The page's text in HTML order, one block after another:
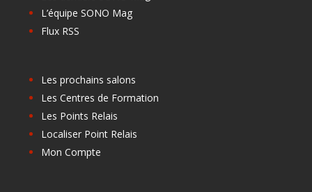
L’équipe SONO Mag
Flux RSS
Les prochains salons
Les Centres de Formation
Les Points Relais
Localiser Point Relais
Mon Compte